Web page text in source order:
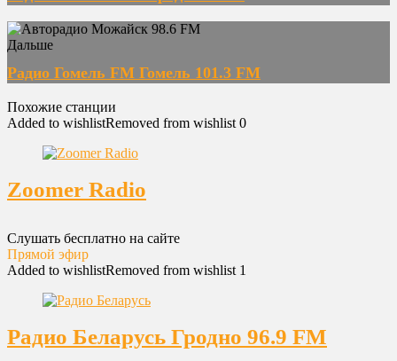
Дальше
Радио Гомель FM Гомель 101.3 FM
Похожие станции
Added to wishlistRemoved from wishlist 0
Zoomer Radio
Слушать бесплатно на сайте
Прямой эфир
Added to wishlistRemoved from wishlist 1
Радио Беларусь Гродно 96.9 FM